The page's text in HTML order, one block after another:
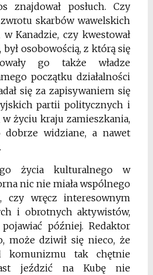
znajdował posłuch. Czy
skarbów wawelskich
Kanadzie, czy kwestował
osobowością, z którą się
go także władze
początku działalności
się za zapisywaniem się
partii politycznych i
życiu kraju zamieszkania,
widziane, a nawet
życia kulturalnego w
nic nie miała wspólnego
czy wręcz interesownym
i obrotnych aktywistów,
później. Redaktor
może dziwił się nieco, że
komunizmu tak chętnie
jeździć na Kubę nie